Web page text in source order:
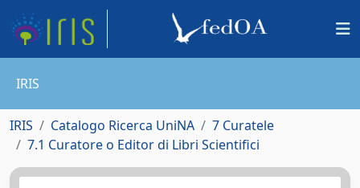
IRIS
IRIS Catalogo Ricerca UniNA
7 Curatele
7.1 Curatore o Editor di Libri Scientifici